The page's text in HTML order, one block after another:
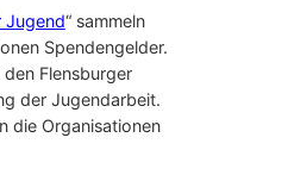
Jugend“ sammeln
Spendengelder.
den Flensburger
der Jugendarbeit.
die Organisationen